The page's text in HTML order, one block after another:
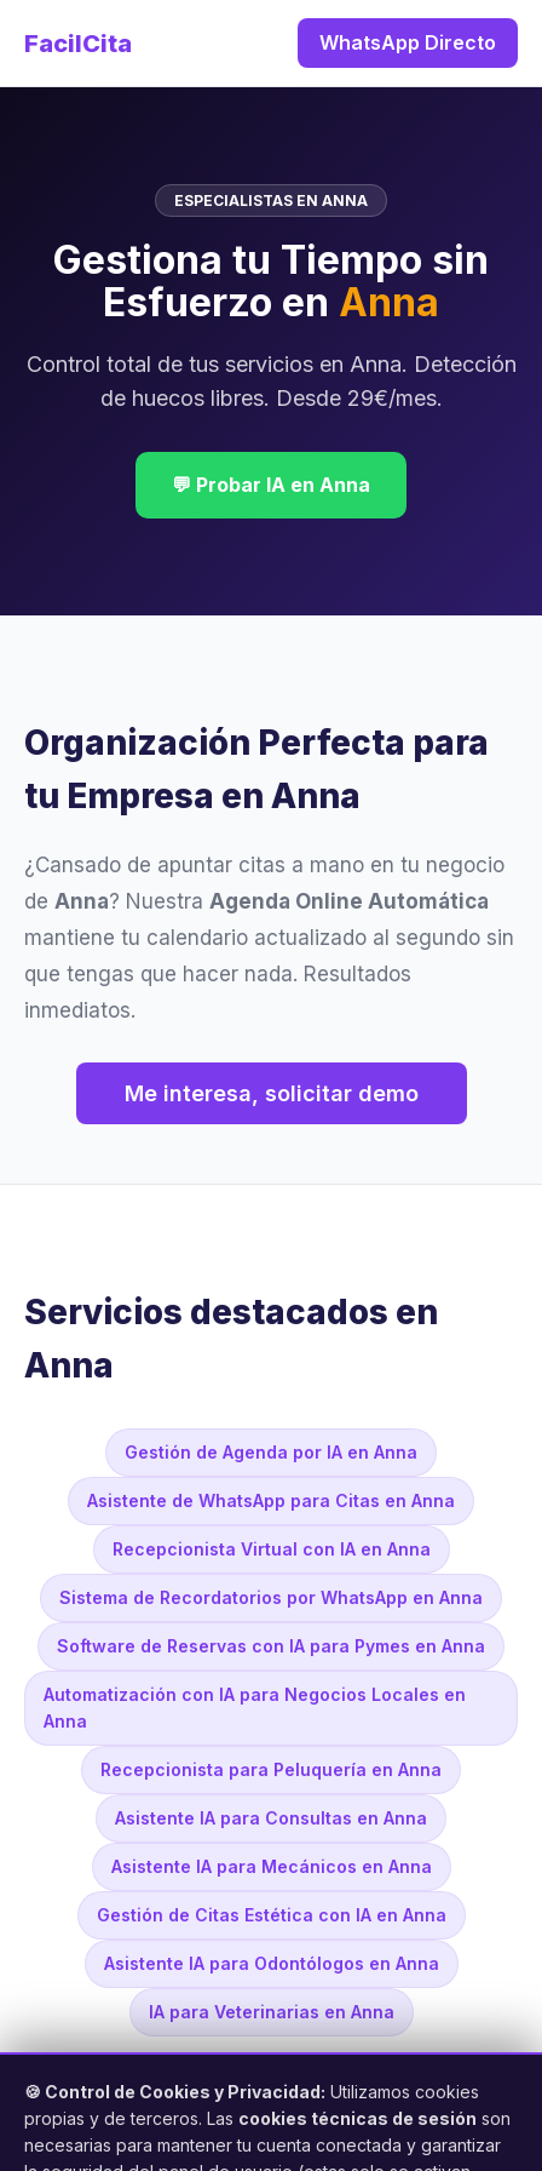
FacilCita WhatsApp Directo
ESPECIALISTAS EN ANNA
Gestiona tu Tiempo sin
Esfuerzo en Anna
Control total de tus servicios en Anna. Detección
de huecos libres. Desde 29€/mes.
💬 Probar IA en Anna
Organización Perfecta para
tu Empresa en Anna
¿Cansado de apuntar citas a mano en tu negocio
de Anna? Nuestra Agenda Online Automática
mantiene tu calendario actualizado al segundo sin
que tengas que hacer nada. Resultados
inmediatos.
Me interesa, solicitar demo
Servicios destacados en
Anna
Gestión de Agenda por IA en Anna
Asistente de WhatsApp para Citas en Anna
Recepcionista Virtual con IA en Anna
Sistema de Recordatorios por WhatsApp en Anna
Software de Reservas con IA para Pymes en Anna
Automatización con IA para Negocios Locales en
Anna
Recepcionista para Peluquería en Anna
Asistente IA para Consultas en Anna
Asistente IA para Mecánicos en Anna
Gestión de Citas Estética con IA en Anna
Asistente IA para Odontólogos en Anna
IA para Veterinarias en Anna
🍪 Control de Cookies y Privacidad: Utilizamos cookies
propias y de terceros. Las cookies técnicas de sesión son
necesarias para mantener tu cuenta conectada y garantizar